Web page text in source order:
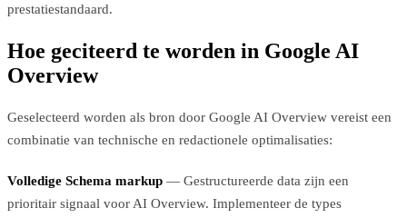
prestatiestandaard.
Hoe geciteerd te worden in Google AI
Overview
Geselecteerd worden als bron door Google AI Overview vereist een
combinatie van technische en redactionele optimalisaties:
Volledige Schema markup — Gestructureerde data zijn een
prioritair signaal voor AI Overview. Implementeer de types